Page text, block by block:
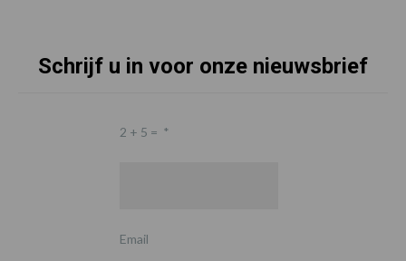
Schrijf u in voor onze nieuwsbrief
2 + 5 = *
Email